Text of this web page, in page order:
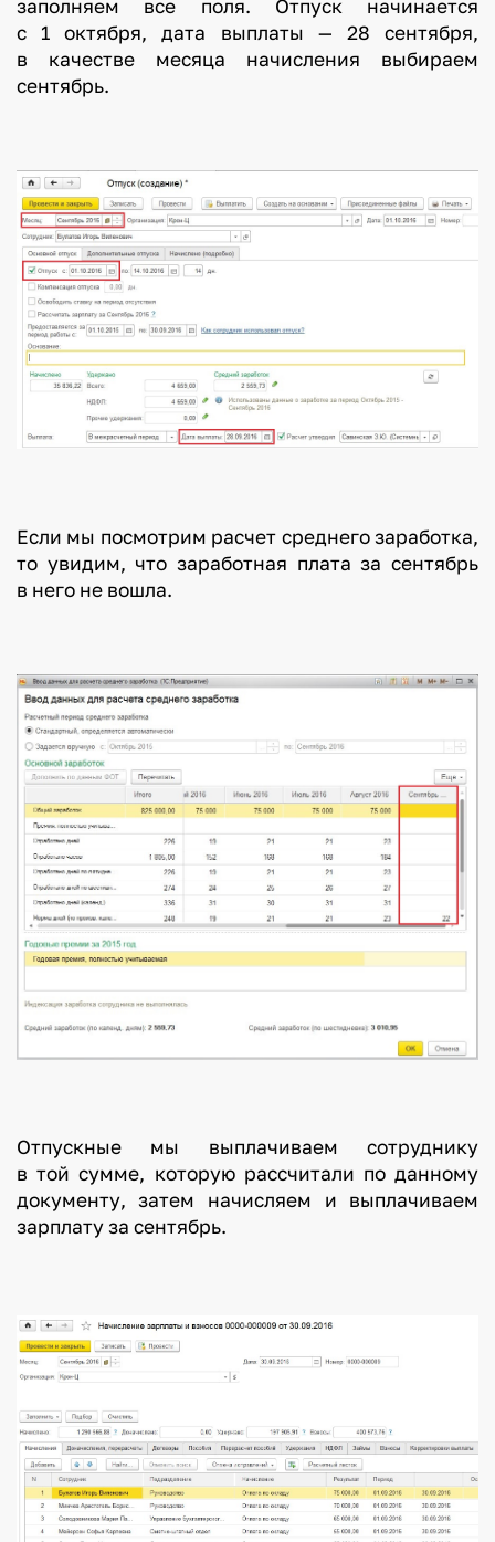
заполняем все поля. Отпуск начинается
с 1 октября, дата выплаты — 28 сентября,
в качестве месяца начисления выбираем
сентябрь.
Если мы посмотрим расчет среднего заработка,
то увидим, что заработная плата за сентябрь
в него не вошла.
Отпускные мы выплачиваем сотруднику
в той сумме, которую рассчитали по данному
документу, затем начисляем и выплачиваем
зарплату за сентябрь.